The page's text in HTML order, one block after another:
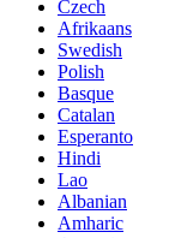
Czech
Afrikaans
Swedish
Polish
Basque
Catalan
Esperanto
Hindi
Lao
Albanian
Amharic